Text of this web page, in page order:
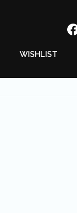
WISHLIST